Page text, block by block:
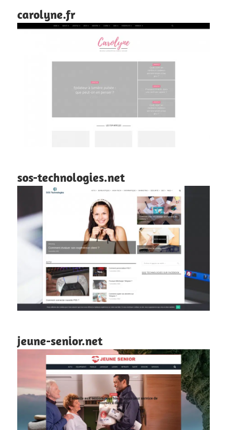
carolyne.fr
sos-technologies.net
jeune-senior.net